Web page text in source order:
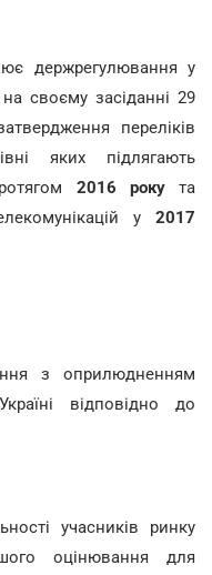
держрегулювання у
своєму засіданні 29
переліків
яких підлягають
2016 рокута
у 2017
з оприлюдненням
відповідно до
учасників ринку
оцінювання для